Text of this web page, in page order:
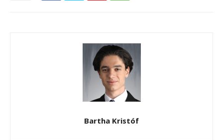
Bartha Kristóf